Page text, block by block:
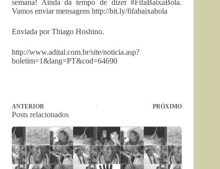
semana! Ainda dá tempo de dizer #FifaBaixaBola.
Vamos enviar mensagens http://bit.ly/fifabaixabola
Enviada por Thiago Hoshino.
http://www.adital.com.br/site/noticia.asp?
boletim=1&lang=PT&cod=64690
ANTERIOR PRÓXIMO
Posts relacionados